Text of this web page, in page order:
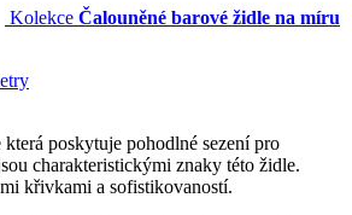
Kolekce Čalouněné barové židle na míru
poskytuje pohodlné sezení pro
charakteristickými znaky této židle.
křivkami a sofistikovaností.